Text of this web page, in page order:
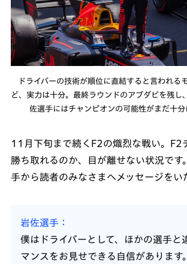
ドライバーの技術が順位に直結すると言われる
ど、実力は十分。最終ラウンドのアブダビを残し
佐選手にはチャンピオンの可能性がまだ十分
11月下旬まで続くF2の熾烈な戦い。F2
勝ち取れるのか、目が離せない状況です
手から読者のみなさまへメッセージをい
岩佐選手
僕はドライバーとして、ほかの選手と
マンスをお見せできる自信があります